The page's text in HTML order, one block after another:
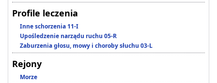
Profile leczenia
Inne schorzenia 11-I
Upośledzenie narządu ruchu 05-R
Zaburzenia głosu, mowy i choroby słuchu 03-L
Rejony
Morze